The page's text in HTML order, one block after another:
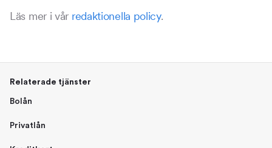
Läs mer i vår redaktionella policy.
Relaterade tjänster
Bolån
Privatlån